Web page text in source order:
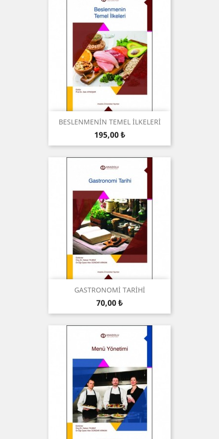
BESLENMENİN TEMEL İLKELERİ
Preis
195,00 ₺
GASTRONOMİ TARİHİ
Preis
70,00 ₺